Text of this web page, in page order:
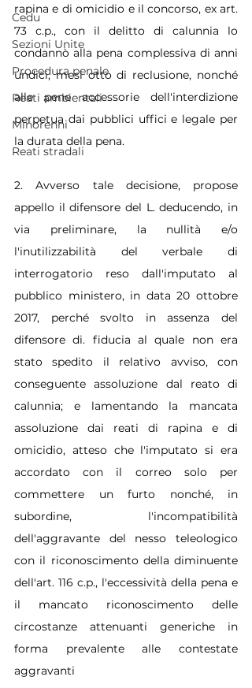
Cedu
Sezioni Unite
Procedura penale
Reati ambientali
Minorenni
Reati stradali
rapina e di omicidio e il concorso, ex art.
73 c.p., con il delitto di calunnia lo
condannò alla pena complessiva di anni
undici, mesi otto di reclusione, nonché
alle pene accessorie dell'interdizione
perpetua dai pubblici uffici e legale per
la durata della pena.
2. Avverso tale decisione, propose
appello il difensore del L. deducendo, in
via preliminare, la nullità e/o
l'inutilizzabilità del verbale di
interrogatorio reso dall'imputato al
pubblico ministero, in data 20 ottobre
2017, perché svolto in assenza del
difensore di. fiducia al quale non era
stato spedito il relativo avviso, con
conseguente assoluzione dal reato di
calunnia; e lamentando la mancata
assoluzione dai reati di rapina e di
omicidio, atteso che l'imputato si era
accordato con il correo solo per
commettere un furto nonché, in
subordine, l'incompatibilità
dell'aggravante del nesso teleologico
con il riconoscimento della diminuente
dell'art. 116 c.p., l'eccessività della pena e
il mancato riconoscimento delle
circostanze attenuanti generiche in
forma prevalente alle contestate
aggravanti